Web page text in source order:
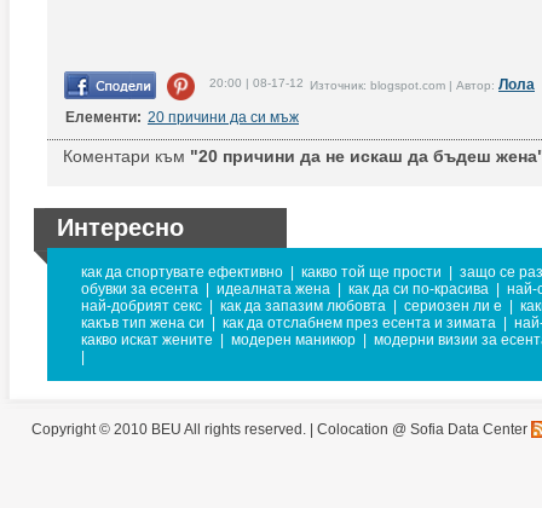
20:00 | 08-17-12 Източник: blogspot.com | Автор: Лола
Елементи: 20 причини да си мъж
Коментари към "20 причини да не искаш да бъдеш
Интересно
как да спортувате ефективно какво той ще прости
защо се
обувки за есента
идеалната жена как да си по-красива
най-
най-добрият секс
как да запазим любовта сериозен ли е
какъв тип жена си
как да отслабнем през есента и зимата
какво искат жените
модерен маникюр
модерни визии за
Copyright © 2010 BEU All rights reserved. | Colocation @ Sofia Data Center